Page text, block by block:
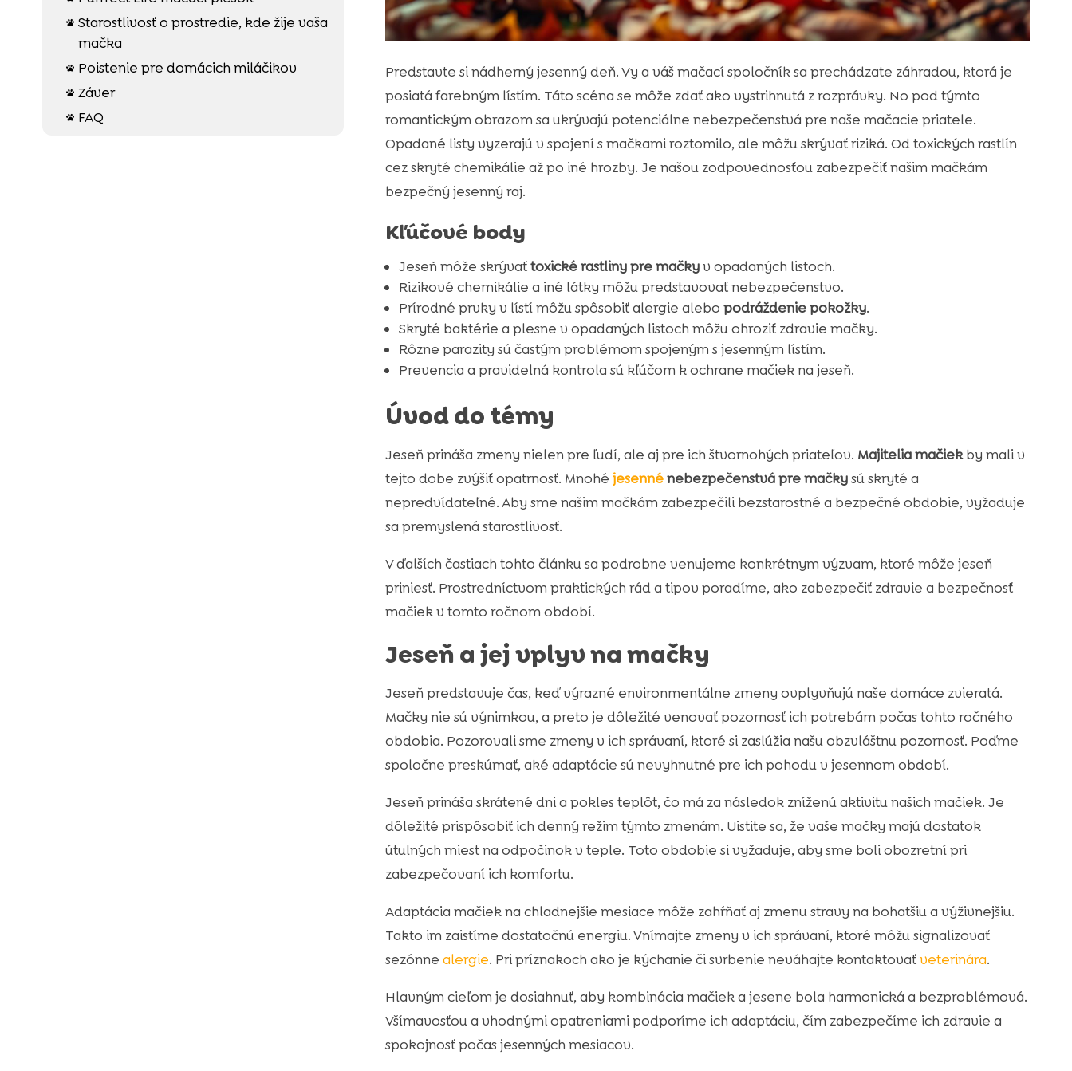
 Starostlivosť o prostredie, kde žije vaša
mačka
 Poistenie pre domácich miláčikov
 Záver
 FAQ
Predstavte si nádherný jesenný deň. Vy a váš mačací spoločník sa prechádzate záhradou, ktorá je
posiatá farebným lístím. Táto scéna se môže zdať ako vystrihnutá z rozprávky. No pod týmto
romantickým obrazom sa ukrývajú potenciálne nebezpečenstvá pre naše mačacie priatele.
Opadané listy vyzerajú v spojení s mačkami roztomilo, ale môžu skrývať riziká. Od toxických rastlín
cez skryté chemikálie až po iné hrozby. Je našou zodpovednosťou zabezpečiť našim mačkám
bezpečný jesenný raj.
Kľúčové body
Jeseň môže skrývaťtoxické rastliny pre mačkyv opadaných listoch.
Rizikové chemikálie a iné látky môžu predstavovať nebezpečenstvo.
Prírodné prvky v lístí môžu spôsobiť alergie alebo podráždenie pokožky.
Skryté baktérie a plesne v opadaných listoch môžu ohroziť zdravie mačky.
Rôzne parazity sú častým problémom spojeným s jesenným lístím.
Prevencia a pravidelná kontrola sú kľúčom k ochrane mačiek na jeseň.
Úvod do témy
Jeseň prináša zmeny nielen pre ľudí, ale aj pre ich štvornohých priateľov. Majitelia mačiekby mali v
tejto dobe zvýšiť opatrnosť. Mnohé jesennénebezpečenstvá pre mačkysú skryté a
nepredvídateľné. Aby sme našim mačkám zabezpečili bezstarostné a bezpečné obdobie, vyžaduje
sa premyslená starostlivosť.
V ďalších častiach tohto článku sa podrobne venujeme konkrétnym výzvam, ktoré môže jeseň
priniesť. Prostredníctvom praktických rád a tipov poradíme, ako zabezpečiť zdravie a bezpečnosť
mačiek v tomto ročnom období.
Jeseň a jej vplyv na mačky
Jeseň predstavuje čas, keď výrazné environmentálne zmeny ovplyvňujú naše domáce zvieratá.
Mačky nie sú výnimkou, a preto je dôležité venovať pozornosť ich potrebám počas tohto ročného
obdobia. Pozorovali sme zmeny v ich správaní, ktoré si zaslúžia našu obzvláštnu pozornosť. Poďme
spoločne preskúmať, aké adaptácie sú nevyhnutné pre ich pohodu v jesennom období.
Jeseň prináša skrátené dni a pokles teplôt, čo má za následok zníženú aktivitu našich mačiek. Je
dôležité prispôsobiť ich denný režim týmto zmenám. Uistite sa, že vaše mačky majú dostatok
útulných miest na odpočinok v teple. Toto obdobie si vyžaduje, aby sme boli obozretní pri
zabezpečovaní ich komfortu.
Adaptácia mačiek na chladnejšie mesiace môže zahŕňať aj zmenu stravy na bohatšiu a výživnejšiu.
Takto im zaistíme dostatočnú energiu. Vnímajte zmeny v ich správaní, ktoré môžu signalizovať
sezónne alergie. Pri príznakoch ako je kýchanie či svrbenie neváhajte kontaktovaťveterinára.
Hlavným cieľom je dosiahnuť, aby kombinácia mačiek a jesene bola harmonická a bezproblémová.
Všímavosťou a vhodnými opatreniami podporíme ich adaptáciu, čím zabezpečíme ich zdravie a
spokojnosť počas jesenných mesiacov.